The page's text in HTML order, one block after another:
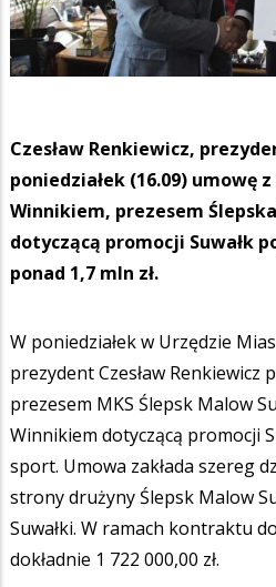
Czesław Renkiewicz,
poniedziałek (16.09) umowę
Winnikiem, prezesem
dotyczącą promocji Suwałk
ponad 1,7 mln zł.
W poniedziałek w Urzędzie
prezydent Czesław Renkiewicz
prezesem MKS Ślepsk Malow
Winnikiem dotyczącą promocji
sport. Umowa zakłada szereg
strony drużyny Ślepsk Malow
Suwałki. W ramach kontraktu
dokładnie 1 722 000,00 zł.